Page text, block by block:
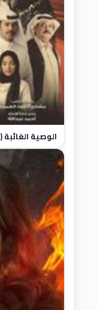
الوصية الغائبة (2021)